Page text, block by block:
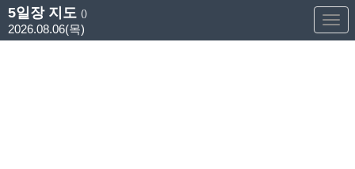
5일장 지도 ()
2026.08.06(목)